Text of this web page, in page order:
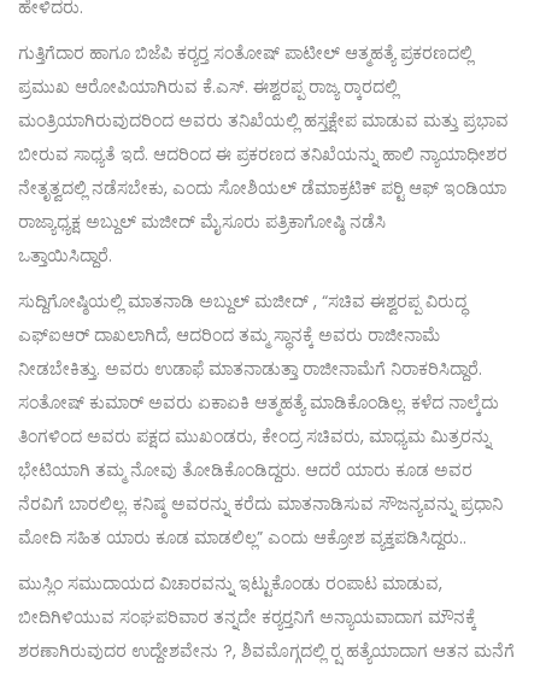
ಹೇಳಿದರು.
ಗುತ್ತಿಗೆದಾರ ಹಾಗೂ ಬಿಜೆಪಿ ಕರ‍್ಯರ‍್ತ ಸಂತೋಷ್ ಪಾಟೀಲ್ ಆತ್ಮಹತ್ಯೆ ಪ್ರಕರಣದಲ್ಲಿ
ಪ್ರಮುಖ ಆರೋಪಿಯಾಗಿರುವ ಕೆ.ಎಸ್. ಈಶ್ವರಪ್ಪ ರಾಜ್ಯ ರ‍್ಕಾರದಲ್ಲಿ
ಮಂತ್ರಿಯಾಗಿರುವುದರಿಂದ ಅವರು ತನಿಖೆಯಲ್ಲಿ ಹಸ್ತಕ್ಷೇಪ ಮಾಡುವ ಮತ್ತು ಪ್ರಭಾವ
ಬೀರುವ ಸಾಧ್ಯತೆ ಇದೆ. ಆದರಿಂದ ಈ ಪ್ರಕರಣದ ತನಿಖೆಯನ್ನು ಹಾಲಿ ನ್ಯಾಯಾಧೀಶರ
ನೇತೃತ್ವದಲ್ಲಿ ನಡೆಸಬೇಕು, ಎಂದು ಸೋಶಿಯಲ್ ಡೆಮಾಕ್ರಟಿಕ್ ಪರ‍್ಟಿ ಆಫ್ ಇಂಡಿಯಾ
ರಾಜ್ಯಾಧ್ಯಕ್ಷ ಅಬ್ದುಲ್ ಮಜೀದ್ ಮೈಸೂರು ಪತ್ರಿಕಾಗೋಷ್ಠಿ ನಡೆಸಿ
ಒತ್ತಾಯಿಸಿದ್ದಾರೆ.
ಸುದ್ದಿಗೋಷ್ಠಿಯಲ್ಲಿ ಮಾತನಾಡಿ ಅಬ್ದುಲ್ ಮಜೀದ್ , “ಸಚಿವ ಈಶ್ವರಪ್ಪ ವಿರುದ್ಧ
ಎಫ್‌ಐಆರ್ ದಾಖಲಾಗಿದೆ, ಆದರಿಂದ ತಮ್ಮ ಸ್ಥಾನಕ್ಕೆ ಅವರು ರಾಜೀನಾಮೆ
ನೀಡಬೇಕಿತ್ತು. ಅವರು ಉಡಾಫೆ ಮಾತನಾಡುತ್ತಾ ರಾಜೀನಾಮೆಗೆ ನಿರಾಕರಿಸಿದ್ದಾರೆ.
ಸಂತೋಷ್ ಕುಮಾರ್ ಅವರು ಏಕಾಏಕಿ ಆತ್ಮಹತ್ಯೆ ಮಾಡಿಕೊಂಡಿಲ್ಲ. ಕಳೆದ ನಾಲ್ಕೆದು
ತಿಂಗಳಿಂದ ಅವರು ಪಕ್ಷದ ಮುಖಂಡರು, ಕೇಂದ್ರ ಸಚಿವರು, ಮಾಧ್ಯಮ ಮಿತ್ರರನ್ನು
ಭೇಟಿಯಾಗಿ ತಮ್ಮ ನೋವು ತೋಡಿಕೊಂಡಿದ್ದರು. ಆದರೆ ಯಾರು ಕೂಡ ಅವರ
ನೆರವಿಗೆ ಬಾರಲಿಲ್ಲ. ಕನಿಷ್ಠ ಅವರನ್ನು ಕರೆದು ಮಾತನಾಡಿಸುವ ಸೌಜನ್ಯವನ್ನು ಪ್ರಧಾನಿ
ಮೋದಿ ಸಹಿತ ಯಾರು ಕೂಡ ಮಾಡಲಿಲ್ಲ” ಎಂದು ಆಕ್ರೋಶ ವ್ಯಕ್ತಪಡಿಸಿದ್ದರು..
ಮುಸ್ಲಿಂ ಸಮುದಾಯದ ವಿಚಾರವನ್ನು ಇಟ್ಟುಕೊಂಡು ರಂಪಾಟ ಮಾಡುವ,
ಬೀದಿಗಿಳಿಯುವ ಸಂಘಪರಿವಾರ ತನ್ನದೇ ಕರ‍್ಯರ‍್ತನಿಗೆ ಅನ್ಯಾಯವಾದಾಗ ಮೌನಕ್ಕೆ
ಶರಣಾಗಿರುವುದರ ಉದ್ದೇಶವೇನು ?, ಶಿವಮೊಗ್ಗದಲ್ಲಿ ರ‍್ಷ ಹತ್ಯೆಯಾದಾಗ ಆತನ ಮನೆಗೆ